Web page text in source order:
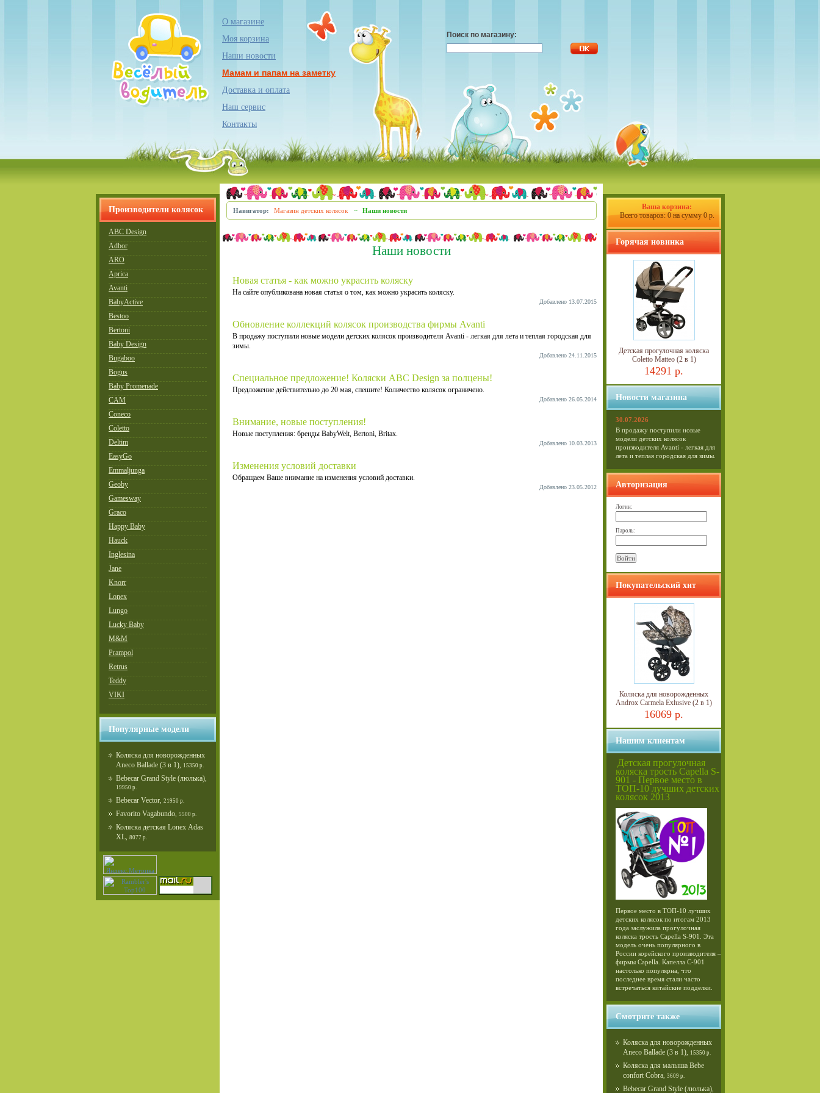
О магазине
Моя корзина
Наши новости
Мамам и папам на заметку
Доставка и оплата
Наш сервис
Контакты
Поиск по магазину:
Производители колясок
ABC Design
Adbor
ARO
Aprica
Avanti
BabyActive
Bestoo
Bertoni
Baby Design
Bugaboo
Bogus
Baby Promenade
CAM
Coneco
Coletto
Deltim
EasyGo
Emmaljunga
Geoby
Gamesway
Graco
Happy Baby
Hauck
Inglesina
Jane
Knorr
Lonex
Lungo
Lucky Baby
M&M
Prampol
Retrus
Teddy
VIKI
Популярные модели
Коляска для новорожденных
Aneco Ballade (3 в 1)
15350 р.
Bebecar Grand Style (люлька)
19950 р.
Bebecar Vector 21950 р.
Favorito Vagabundo 5500 р.
Коляска детская Lonex Adas
XL 8077 р.
Навигатор: Магазин детских колясок ~ Наши новости
Наши новости
Новая статья - как можно украсить коляску
На сайте опубликована новая статья о том, как можно украсить коляску.
Добавлено 13.07.2015
Обновление коллекций колясок производства фирмы Avanti
В продажу поступили новые модели детских колясок производителя Avanti - легкая для лета и теплая городская для
зимы.
Добавлено 24.11.2015
Специальное предложение! Коляски ABC Design за полцены!
Предложение действительно до 20 мая, спешите! Количество колясок ограничено.
Добавлено 26.05.2014
Внимание, новые поступления!
Новые поступления: бренды BabyWelt, Bertoni, Britax.
Добавлено 10.03.2013
Изменения условий доставки
Обращаем Ваше внимание на изменения условий доставки.
Добавлено 23.05.2012
Ваша корзина:
Всего товаров: 0 на сумму 0 р.
Горячая новинка
Детская прогулочная коляска
Coletto Matteo (2 в 1)
14291 р.
Новости магазина
30.07.2026
В продажу поступили новые
модели детских колясок
производителя Avanti - легкая для
лета и теплая городская для зимы.
Авторизация
Логин:
Пароль:
Покупательский хит
Коляска для новорожденных
Androx Carmela Exlusive (2 в 1)
16069 р.
Нашим клиентам
Детская прогулочная
коляска трость Capella S-
901 - Первое место в
ТОП-10 лучших детских
колясок 2013
Первое место в ТОП-10 лучших
детских колясок по итогам 2013
года заслужила прогулочная
коляска трость Capella S-901. Эта
модель очень популярного в
России корейского производителя –
фирмы Capella. Капелла С-901
настолько популярна, что
последнее время стали часто
встречаться китайские подделки.
Смотрите также
Коляска для новорожденных
Aneco Ballade (3 в 1)
15350 р.
Коляска для малыша Bebe
confort Cobra 3609 р.
Bebecar Grand Style (люлька)